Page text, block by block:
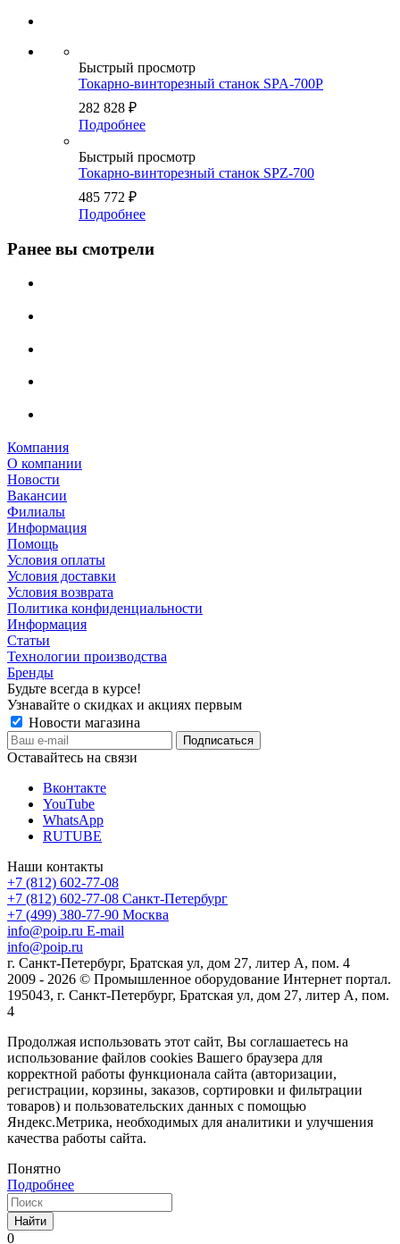
Быстрый просмотр
Токарно-винторезный станок SPA-700P
282 828 ₽
Подробнее
Быстрый просмотр
Токарно-винторезный станок SPZ-700
485 772 ₽
Подробнее
Ранее вы смотрели
Компания
О компании
Новости
Вакансии
Филиалы
Информация
Помощь
Условия оплаты
Условия доставки
Условия возврата
Политика конфиденциальности
Информация
Статьи
Технологии производства
Бренды
Будьте всегда в курсе!
Узнавайте о скидках и акциях первым
Новости магазина
Оставайтесь на связи
Вконтакте
YouTube
WhatsApp
RUTUBE
Наши контакты
+7 (812) 602-77-08
+7 (812) 602-77-08 Санкт-Петербург
+7 (499) 380-77-90 Москва
info@poip.ru E-mail
info@poip.ru
г. Санкт-Петербург, Братская ул, дом 27, литер А, пом. 4
2009 - 2026 © Промышленное оборудование Интернет портал.
195043, г. Санкт-Петербург, Братская ул, дом 27, литер А, пом.
4
Продолжая использовать этот сайт, Вы соглашаетесь на
использование файлов cookies Вашего браузера для
корректной работы функционала сайта (авторизации,
регистрации, корзины, заказов, сортировки и фильтрации
товаров) и пользовательских данных с помощью
Яндекс.Метрика, необходимых для аналитики и улучшения
качества работы сайта.
Понятно
Подробнее
Найти
0